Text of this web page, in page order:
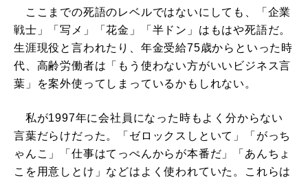
ここまでの死語のレベルではないにしても、「企業
戦士」「写メ」「花金」「半ドン」はもはや死語だ。
生涯現役と言われたり、年金受給75歳からといった時
代、高齢労働者は「もう使わない方がいいビジネス言
葉」を案外使ってしまっているかもしれない。
私が1997年に会社員になった時もよく分からない
言葉だらけだった。「ゼロックスしといて」「がっち
ゃんこ」「仕事はてっぺんからが本番だ」「あんちょ
こを用意しとけ」などはよく使われていた。これらは